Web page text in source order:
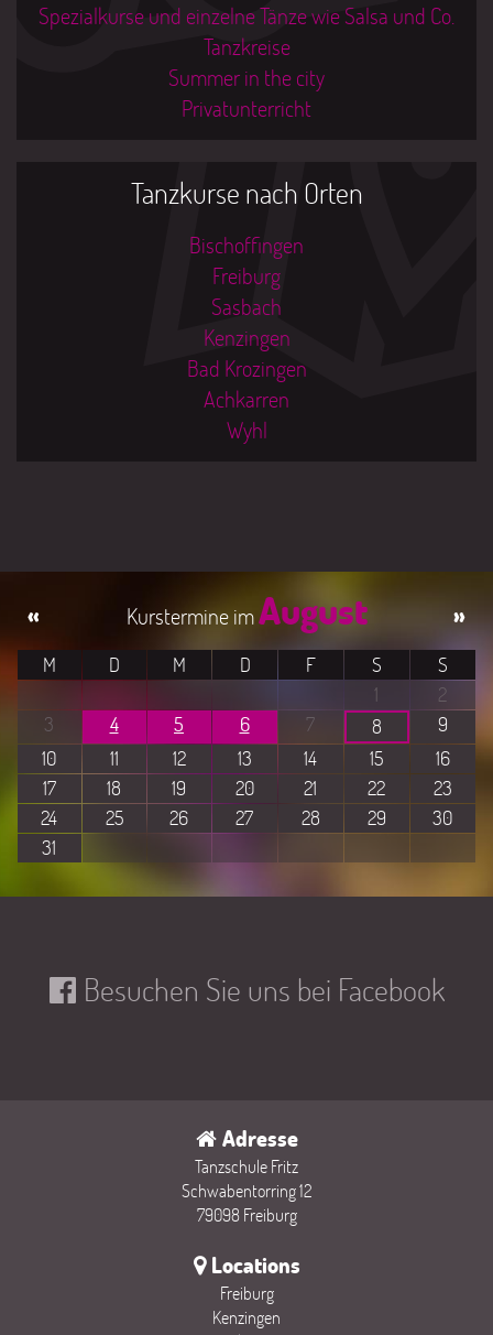
Spezialkurse und einzelne Tänze wie Salsa und Co.
Tanzkreise
Summer in the city
Privatunterricht
Tanzkurse nach Orten
Bischoffingen
Freiburg
Sasbach
Kenzingen
Bad Krozingen
Achkarren
Wyhl
August
« »
M D M D F S
S
1
2
3
4 5 6 7 8
9
10
11 12 13 14 15
16
17
18 19 20 21 22
23
24
25 26 27 28 29
30
31
Besuchen Sie uns bei Facebook
Adresse
Tanzschule Fritz
Schwabentorring 12
79098 Freiburg
Locations
Freiburg
Kenzingen